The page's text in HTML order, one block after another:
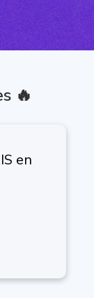
🔥
Ventas
y Estado